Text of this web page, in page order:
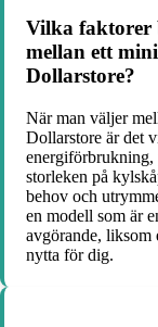
Vilka faktorer
mellan ett
Dollarstore?
När man väljer
Dollarstore är det
energiförbrukning,
storleken på
behov och
en modell som är
avgörande, liksom
nytta för dig.